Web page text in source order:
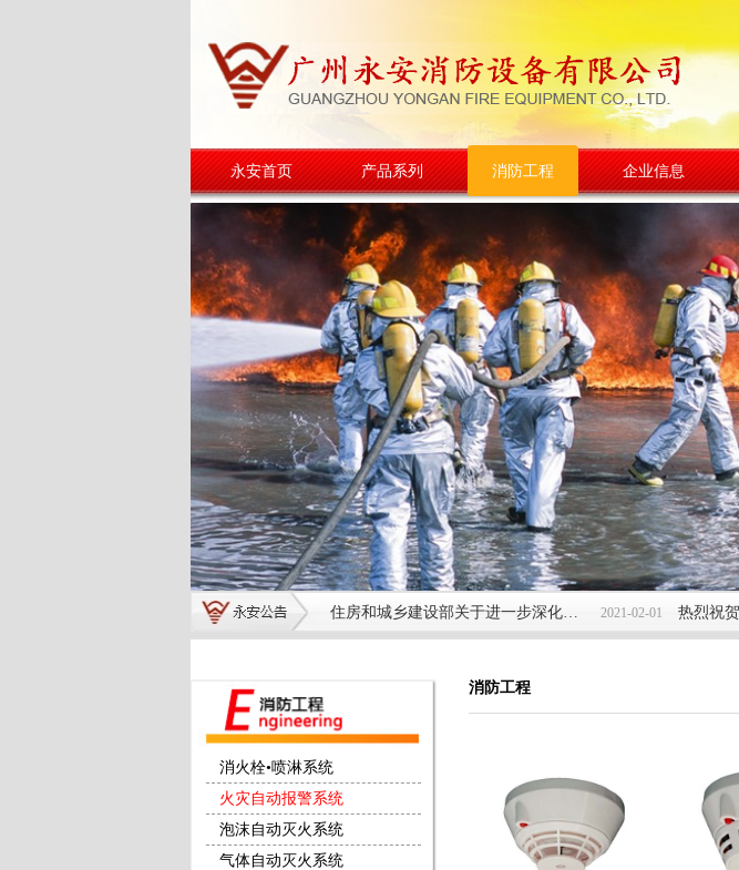
2021-02-01
住房和城乡建设部关于进一步深化工程建设项目 审批制度改革推进全流程在线审批的通知 热烈祝贺新公司
永安首页 产品系列 消防工程 企业信息
消火栓•喷淋系统
火灾自动报警系统
泡沫自动灭火系统
气体自动灭火系统
消防工程